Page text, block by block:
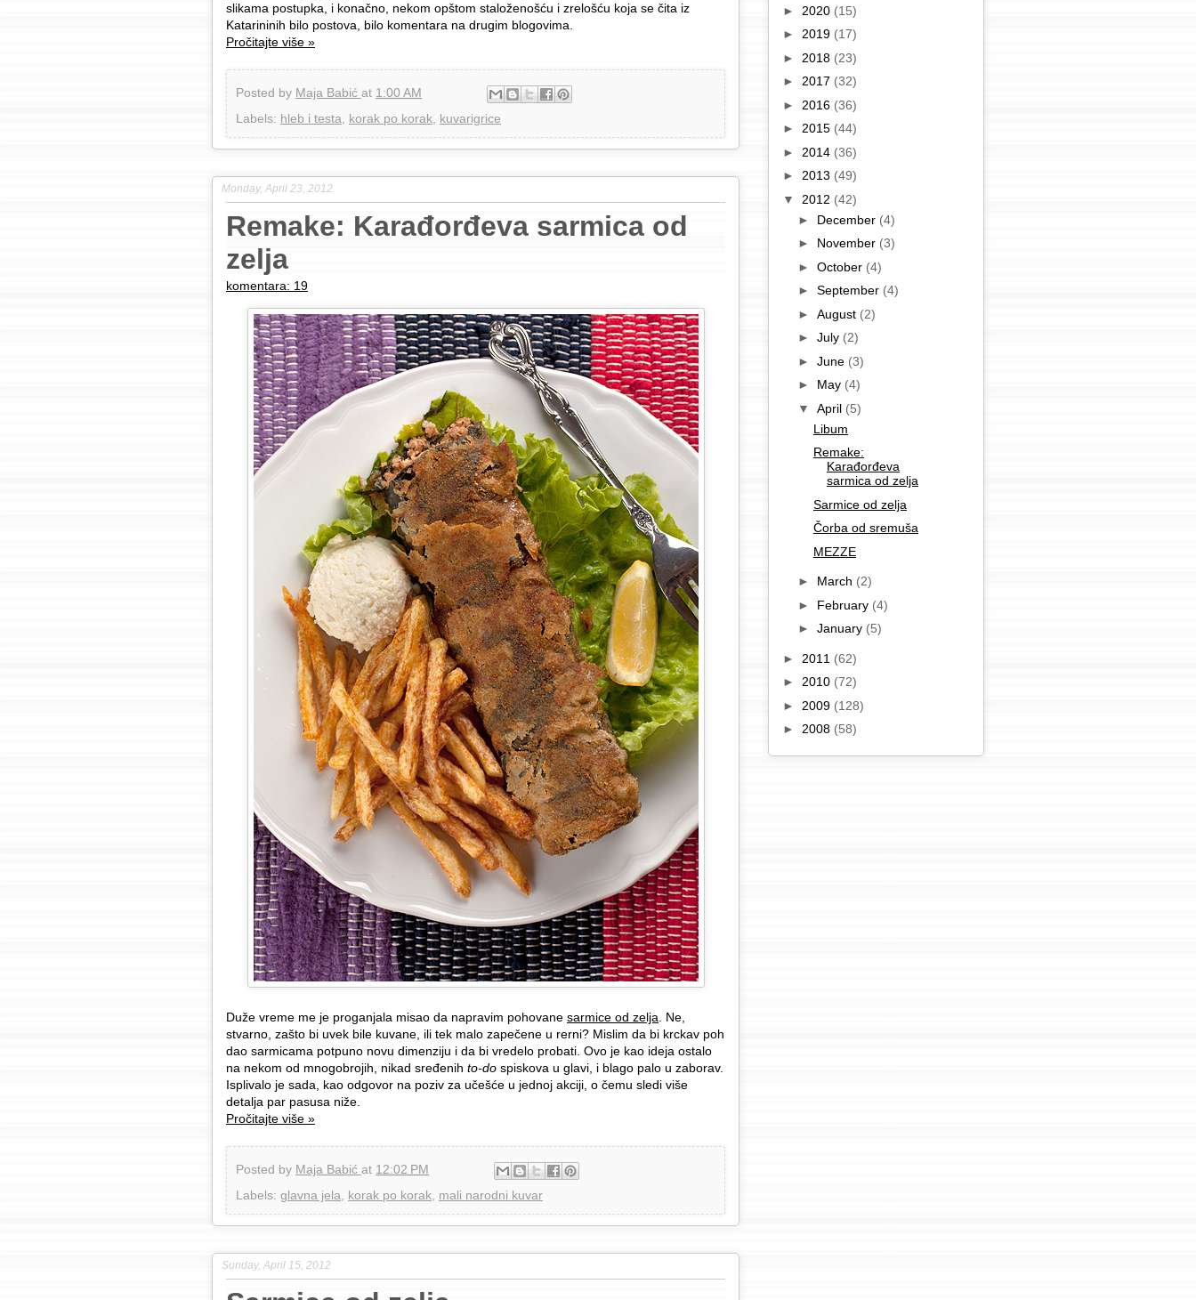
slikama postupka, i konačno, nekom opštom staloženošću i zrelošću koja se čita iz
Katarininih bilo postova, bilo komentara na drugim blogovima.
Pročitajte više »
Posted by Maja Babić at 1:00 AM
Labels: hleb i testa korak po korak kuvarigrice
Monday, April 23, 2012
Remake: Karađorđeva sarmica od
zelja
komentara: 19
Duže vreme me je proganjala misao da napravim pohovane sarmice od zelja . Ne,
stvarno, zašto bi uvek bile kuvane, ili tek malo zapečene u rerni? Mislim da bi krckav poh
dao sarmicama potpuno novu dimenziju i da bi vredelo probati. Ovo je kao ideja ostalo
na nekom od mnogobrojih, nikad sređenih to-do spiskova u glavi, i blago palo u zaborav.
Isplivalo je sada, kao odgovor na poziv za učešće u jednoj akciji, o čemu sledi više
detalja par pasusa niže.
Pročitajte više »
Posted by Maja Babić at 12:02 PM
Labels: glavna jela korak po korak mali narodni kuvar
Sunday, April 15, 2012
► 2020 (15)
► 2019 (17)
► 2018 (23)
► 2017 (32)
► 2016 (36)
► 2015 (44)
► 2014 (36)
► 2013 (49)
▼ 2012 (42)
► December (4)
► November (3)
► October (4)
► September (4)
► August (2)
► July (2)
► June (3)
► May (4)
▼ April (5)
Libum
Remake:
Karađorđeva
sarmica od zelja
Sarmice od zelja
Čorba od sremuša
MEZZE
► March (2)
► February (4)
► January (5)
► 2011 (62)
► 2010 (72)
► 2009 (128)
► 2008 (58)